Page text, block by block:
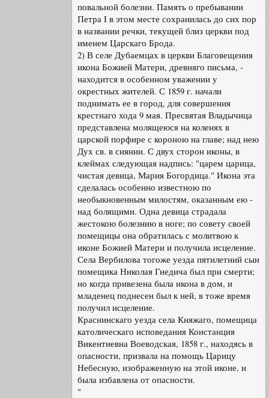
повальной болезни. Память о пребывании
Петра I в этом месте сохранилась до сих пор
в названии речки, текущей близ церкви под
именем Царскаго Брода.
2) В селе Дубаемцах в церкви Благовещения
икона Божией Матери, древняго письма, -
находится в особенном уважении у
окрестных жителей. С 1859 г. начали
поднимать ее в город, для совершения
крестнаго хода 9 мая. Пресвятая Владычица
представлена молящеюся на коленях в
царской порфире с короною на главе; над нею
Дух св. в сиянии. С двух сторон иконы, в
клеймах следующая надпись: "царем царица,
чистая девица, Мария Богордица." Икона эта
сделалась особенно известною по
необыкновенным милостям, оказанным ею -
над болящими. Одна девица страдала
жестокою болезнию в ноге; по совету своей
помещицы она обратилась с молитвою к
иконе Божией Матери и получила исцеление.
Села Вербилова тогоже уезда пятилетний сын
помещика Николая Гнедича был при смерти;
но когда привезена была икона в дом, и
младенец поднесен был к ней, в тоже время
получил исцеление.
Краснинскаго уезда села Княжаго, помещица
католическаго исповедания Констанция
Викентиевна Воеводская, 1858 г., находясь в
опасности, призвала на помощь Царицу
Небесную, изображенную на этой иконе, и
была избавлена от опасности.
"